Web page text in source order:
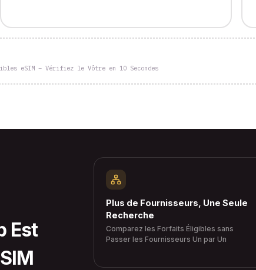
eSIM – Vérifiez le Vôtre en 10 Secondes
Est
Plus de Fournisseurs, Une Seule
Recherche
Comparez les Forfaits Éligibles sans
Passer les Fournisseurs Un par Un